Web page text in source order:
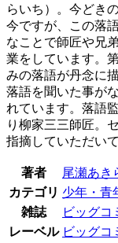
らいち）。今どき
今ですが、この落
なことで師匠や兄
業をしています。
みの落語が丹念に
落語を聞いた事が
れています。落語
り柳家三三師匠。
指摘していただい
著者
尾瀬あき
カテゴリ 少年・青
雑誌
ビッグコ
レーベル ビッグコ